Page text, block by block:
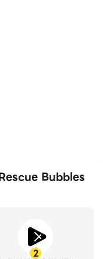
Bubbles
2